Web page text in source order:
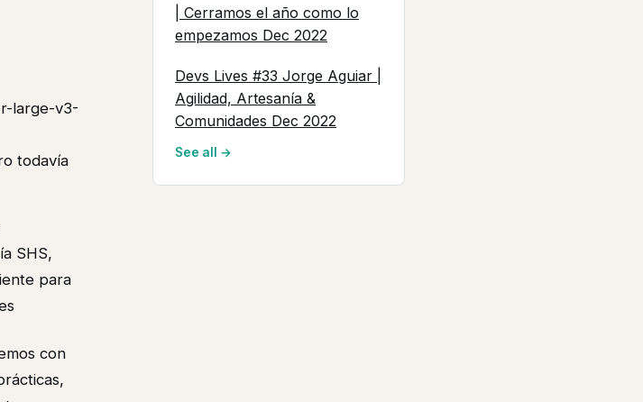
large-v3-
todavía
SHS,
para
con
| Cerramos el año como lo
empezamos Dec 2022
Devs Lives #33 Jorge Aguiar |
Agilidad, Artesanía &
Comunidades Dec 2022
See all →